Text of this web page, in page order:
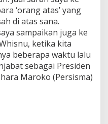
‘orang atas’ yang
di atas sana.
sampaikan juga ke
ketika kita
beberapa waktu lalu
sebagai Presiden
Maroko (Persisma)